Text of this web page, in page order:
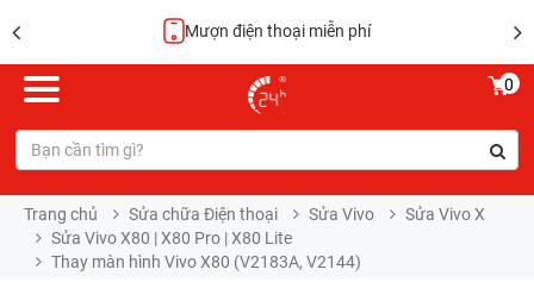
Hoàn tiền 100%
0
Trang chủ Sửa chữa Điện thoại Sửa Vivo
Sửa Vivo X
Sửa Vivo X80 | X80 Pro | X80 Lite
Thay màn hình Vivo X80 (V2183A, V2144)